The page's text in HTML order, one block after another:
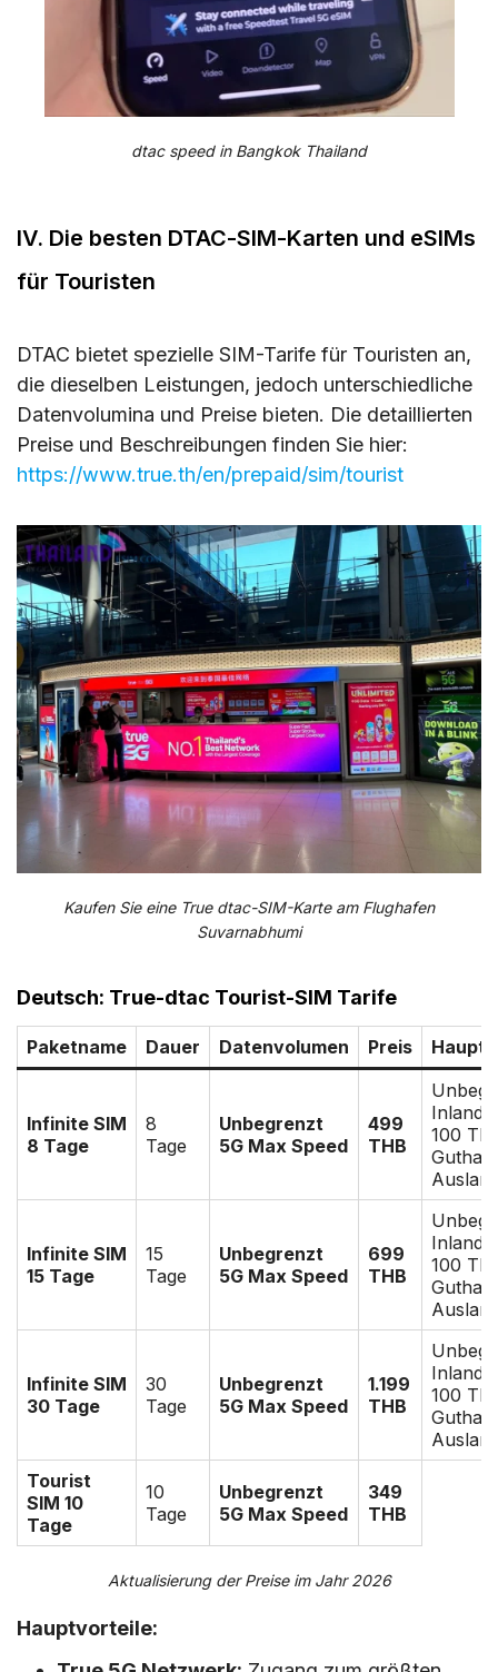
dtac speed in Bangkok Thailand
IV. Die besten DTAC-SIM-Karten und eSIMs
für Touristen
DTAC bietet spezielle SIM-Tarife für Touristen an,
die dieselben Leistungen, jedoch unterschiedliche
Datenvolumina und Preise bieten. Die detaillierten
Preise und Beschreibungen finden Sie hier:
https://www.true.th/en/prepaid/sim/tourist
Kaufen Sie eine True dtac-SIM-Karte am Flughafen
Suvarnabhumi
Deutsch: True-dtac Tourist-SIM Tarife
Paketname Dauer Datenvolumen Preis
Infinite SIM
8 Tage
8
Tage
Unbegrenzt
5G Max Speed
499
THB
100
Infinite SIM
15 Tage
15
Tage
Unbegrenzt
5G Max Speed
699
THB
100
Infinite SIM
30 Tage
30
Tage
Unbegrenzt
5G Max Speed
1.199
THB
100
Tourist
SIM 10
Tage
10
Tage
Unbegrenzt
5G Max Speed
349
THB
Aktualisierung der Preise im Jahr 2026
Hauptvorteile: